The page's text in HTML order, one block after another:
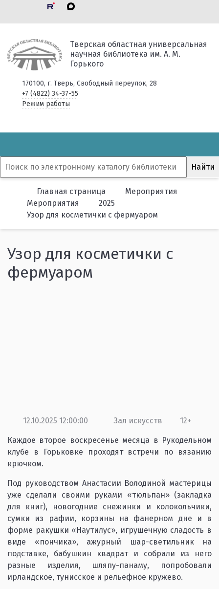
Тверская областная универсальная
научная библиотека им. А. М.
Горького
170100, г. Тверь, Свободный переулок, 28
+7 (4822) 34-37-55
Режим работы
Главная страница
Мероприятия
Мероприятия
2025
Узор для косметички с фермуаром
Узор для косметички с
фермуаром
12.10.2025 12:00:00 Зал искусств 12+
Каждое второе воскресенье месяца в Рукодельном
клубе в Горьковке проходят встречи по вязанию
крючком.
Под руководством Анастасии Володиной мастерицы
уже сделали своими руками «тюльпан» (закладка
для книг), новогодние снежинки и колокольчики,
сумки из рафии, корзины на фанерном дне и в
форме ракушки «Наутилус», игрушечную сладость в
виде «пончика», ажурный шар-светильник на
подставке, бабушкин квадрат и собрали из него
разные изделия, шляпу-панаму, попробовали
ирландское, тунисское и рельефное кружево.